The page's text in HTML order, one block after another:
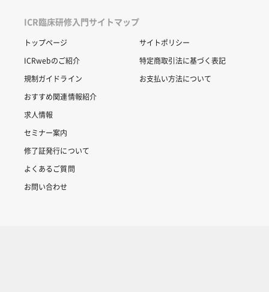
ICR臨床研修入門サイトマップ
トップページ
ICRwebのご紹介
規制ガイドライン
おすすめ関連情報紹介
求人情報
セミナー案内
修了証発行について
よくあるご質問
お問い合わせ
サイトポリシー
特定商取引法に基づく表記
お支払い方法について